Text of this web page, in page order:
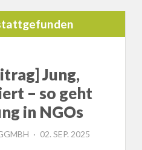
Jung,
– so geht
in NGOs
POSTED
02. SEP. 2025